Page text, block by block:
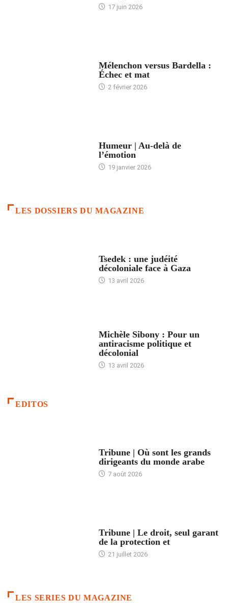
17 juin 2026
Mélenchon versus Bardella :
Échec et mat
2 février 2026
Humeur | Au-delà de
l’émotion
19 janvier 2026
LES DOSSIERS DU MAGAZINE
Tsedek : une judéité
décoloniale face à Gaza
13 avril 2026
Michèle Sibony : Pour un
antiracisme politique et
décolonial
13 avril 2026
EDITOS
Tribune | Où sont les grands
dirigeants du monde arabe
7 août 2026
Tribune | Le droit, seul garant
de la protection et
21 juillet 2026
LES SERIES DU MAGAZINE